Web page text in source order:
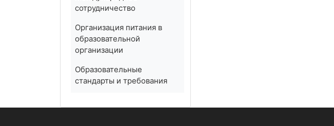
сотрудничество
Организация питания в
образовательной
организации
Образовательные
стандарты и требования